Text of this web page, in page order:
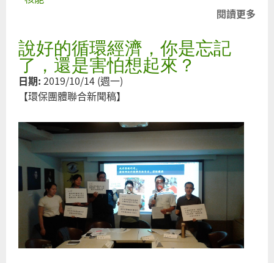
閱讀更多
說好的循環經濟，你是忘記
了，還是害怕想起來？
日期: 2019/10/14 (週一)
【環保團體聯合新聞稿】